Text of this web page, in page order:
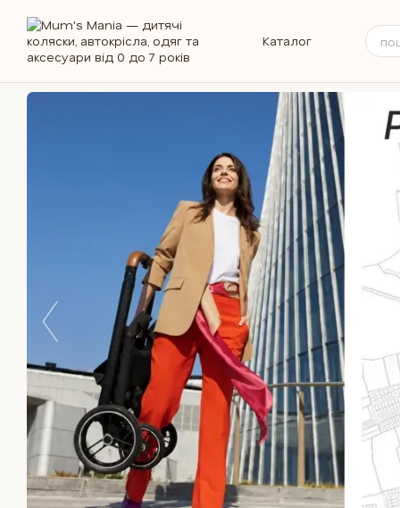
Перейти до основного контенту
Каталог